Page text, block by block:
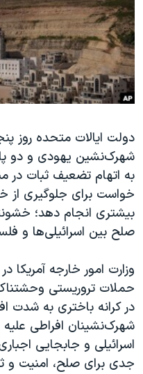
فرهنگ و زندگی
حقوق شهروندی
اقتصادی
علم و فناوری
گالری عکس
آرشیو پخش زنده
مستندها
انتخابات ریاست جمهوری آمریکا
حمله جمهوری اسلامی به
رمز مهسا
اعتراضات زن، زندگی، آزادی
مجموعه مستندهای دادخواهی
تریبونال مردمی آبان ۹۸
دادگاه حمید نوری
چهل سال گروگان‌گیری
قانون شفافیت دارائی کادر
اعتراضات مردمی آبان ۹۸
اسرائیل در جنگ
نرگس محمدی برنده جایزه
همایش محافظه‌کاران
دنبال کنید
زبانهای مختلف
دولت ایالات متحده روز
شهرک‌نشین یهودی و دو
به اتهام تضعیف ثبات در
خواست برای جلوگیری از
بیشتری انجام دهد؛
صلح بین اسرائیلی‌ها و
وزارت امور خارجه آمریکا
در کرانه باختری به
شهرک‌نشینان افراطی
اسرائیلی و جابجایی
جدی برای صلح، امنیت و